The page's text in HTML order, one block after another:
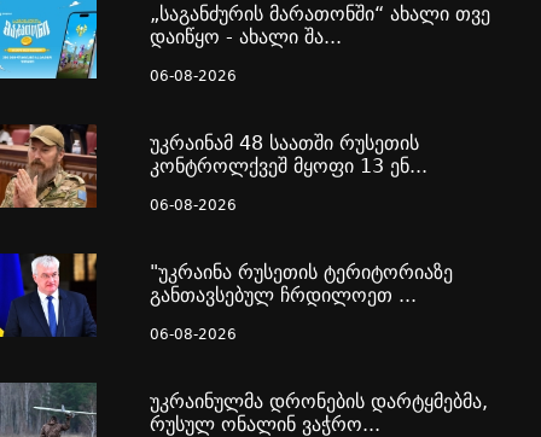
„საგანძურის მარათონში“ ახალი თვე
დაიწყო - ახალი შა...
06-08-2026
უკრაინამ 48 საათში რუსეთის
კონტროლქვეშ მყოფი 13 ენ...
06-08-2026
"უკრაინა რუსეთის ტერიტორიაზე
განთავსებულ ჩრდილოეთ ...
06-08-2026
უკრაინულმა დრონების დარტყმებმა,
რუსულ ონალინ ვაჭრო...